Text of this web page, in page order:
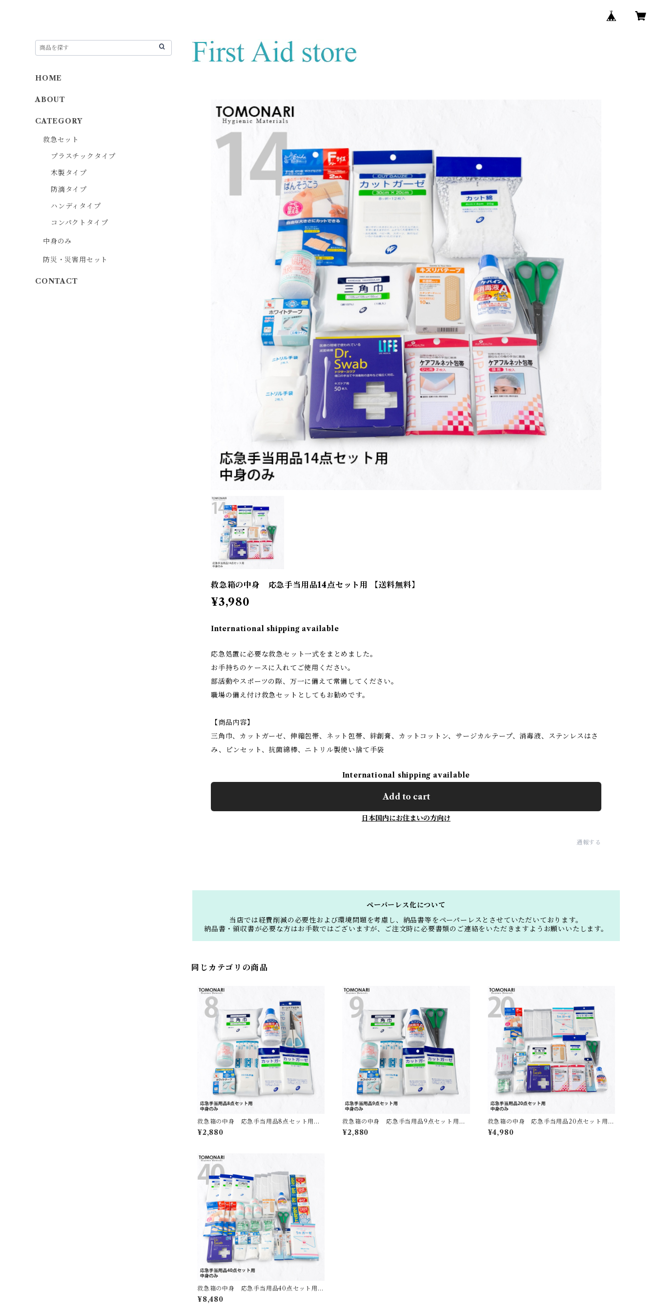
救急箱の中身 応急手当用品14点セット用 【送料無料】
¥3,980
International shipping available
応急処置に必要な救急セット一式をまとめました。
お手持ちのケースに入れてご使用ください。
部活動やスポーツの際、万一に備えて常備してください。
職場の備え付け救急セットとしてもお勧めです。
【商品内容】
三角巾、カットガーゼ、伸縮包帯、ネット包帯、絆創膏、カットコットン、サージカルテープ、消毒液、ステンレスはさ
み、ピンセット、抗菌綿棒、ニトリル製使い捨て手袋
International shipping available
Add to cart
日本国内にお住まいの方向け
通報する
ペーパーレス化について
当店では経費削減の必要性および環境問題を考慮し、納品書等をペーパーレスとさせていただいております。
納品書・領収書が必要な方はお手数ではございますが、ご注文時に必要書類のご連絡をいただきますようお願いいたします。
同じカテゴリの商品
救急箱の中身 応急手当用品8点セット用
【送料無料】
¥2,880
救急箱の中身 応急手当用品9点セット用
【送料無料】
¥2,880
救急箱の中身 応急手当用品20点セット用
【送料無料】
¥4,980
救急箱の中身 応急手当用品40点セット用
【送料無料】
¥8,480
HOME
ABOUT
CATEGORY
救急セット
プラスチックタイプ
木製タイプ
防滴タイプ
ハンディタイプ
コンパクトタイプ
中身のみ
防災・災害用セット
CONTACT